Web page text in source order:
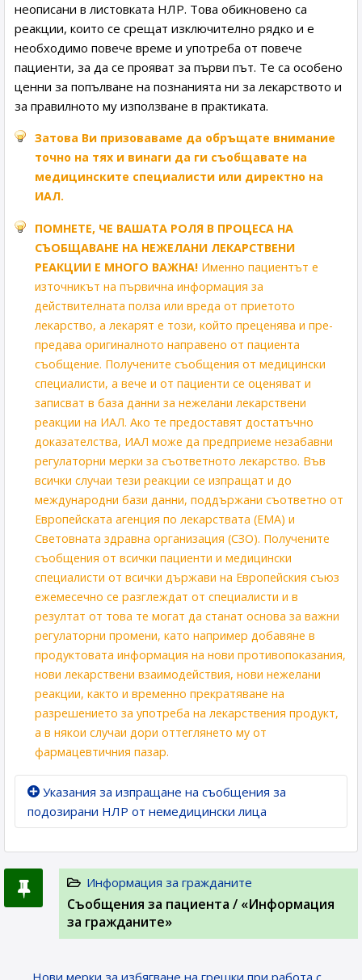
неописани в листовката НЛР. Това обикновено са
реакции, които се срещат изключително рядко и е
необходимо повече време и употреба от повече
пациенти, за да се прояват за първи път. Те са особено
ценни за попълване на познанията ни за лекарството и
за правилното му използване в практиката.
Затова Ви призоваваме да обръщате внимание
точно на тях и винаги да ги съобщавате на
медицинските специалисти или директно на
ИАЛ.
ПОМНЕТЕ, ЧЕ ВАШАТА РОЛЯ В ПРОЦЕСА НА
СЪОБЩАВАНЕ НА НЕЖЕЛАНИ ЛЕКАРСТВЕНИ
РЕАКЦИИ Е МНОГО ВАЖНА! Именно пациентът е
източникът на първична информация за
действителната полза или вреда от приетото
лекарство, а лекарят е този, който преценява и пре-
предава оригиналното направено от пациента
съобщение. Получените съобщения от медицински
специалисти, а вече и от пациенти се оценяват и
записват в база данни за нежелани лекарствени
реакции на ИАЛ. Ако те предоставят достатъчно
доказателства, ИАЛ може да предприеме незабавни
регулаторни мерки за съответното лекарство. Във
всички случаи тези реакции се изпращат и до
международни бази данни, поддържани съответно от
Европейската агенция по лекарствата (ЕМА) и
Световната здравна организация (СЗО). Получените
съобщения от всички пациенти и медицински
специалисти от всички държави на Европейския съюз
ежемесечно се разглеждат от специалисти и в
резултат от това те могат да станат основа за важни
регулаторни промени, като например добавяне в
продуктовата информация на нови противопоказания,
нови лекарствени взаимодействия, нови нежелани
реакции, както и временно прекратяване на
разрешението за употреба на лекарствения продукт,
а в някои случаи дори оттеглянeто му от
фармацевтичния пазар.
Указания за изпращане на съобщения за
подозирани НЛР от немедицински лица
Информация за гражданите
Съобщения за пациента / «Информация
за гражданите»
Нови мерки за избягване на грешки при работа с